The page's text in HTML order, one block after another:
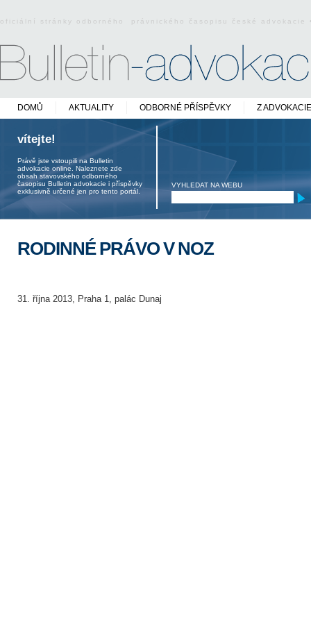
oficiální stránky odborného právnického časopisu české
DOMŮ AKTUALITY ODBORNÉ PŘÍSPĚVKY Z ADVOKACIE
vítejte!
Právě jste vstoupili na Bulletin
advokacie online. Naleznete zde
obsah stavovského odborného
časopisu Bulletin advokacie i příspěvky
exklusivně určené jen pro tento portál.
VYHLEDAT NA WEBU
RODINNÉ PRÁVO V NOZ
31. října 2013, Praha 1, palác Dunaj